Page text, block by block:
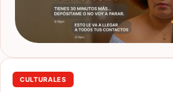
CULTURALES